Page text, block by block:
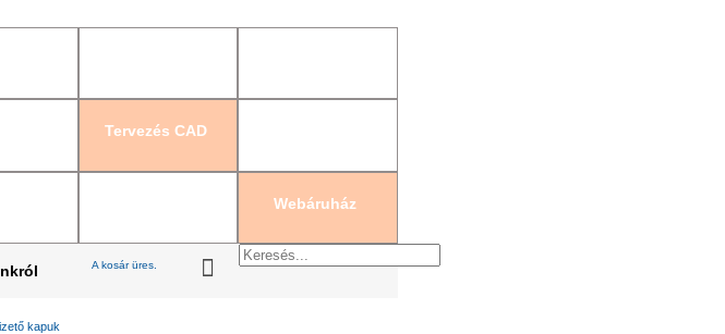
Tervezés CAD
Webáruház
A kosár üres.
kapuk